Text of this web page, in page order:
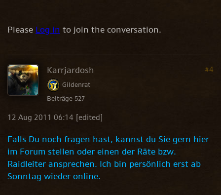
Please Log in to join the conversation.
Karrjardosh
Gildenrat
Beiträge 527
12 Aug 2011 06:14 [edited]
#4
Falls Du noch fragen hast, kannst du Sie gern hier
im Forum stellen oder einen der Räte bzw.
Raidleiter ansprechen. Ich bin persönlich erst ab
Sonntag wieder online.